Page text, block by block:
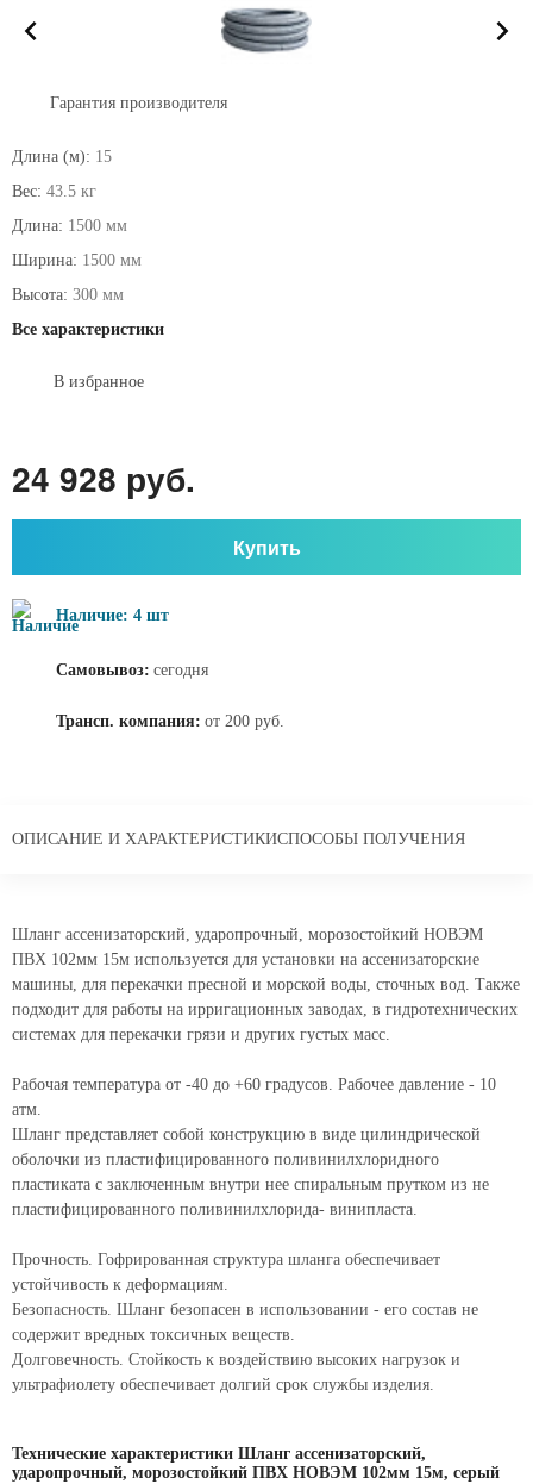
Гарантия производителя
Длина (м): 15
Вес: 43.5 кг
Длина: 1500 мм
Ширина: 1500 мм
Высота: 300 мм
Все характеристики
В избранное
24 928 руб.
Купить
Наличие: 4 шт
Самовывоз: сегодня
Трансп. компания: от 200 руб.
ОПИСАНИЕ И ХАРАКТЕРИСТИКИСПОСОБЫ ПОЛУЧЕНИЯ
Шланг ассенизаторский, ударопрочный, морозостойкий НОВЭМ
ПВХ 102мм 15м используется для установки на ассенизаторские
машины, для перекачки пресной и морской воды, сточных вод. Также
подходит для работы на ирригационных заводах, в гидротехнических
системах для перекачки грязи и других густых масс.
Рабочая температура от -40 до +60 градусов. Рабочее давление - 10
атм.
Шланг представляет собой конструкцию в виде цилиндрической
оболочки из пластифицированного поливинилхлоридного
пластиката с заключенным внутри нее спиральным прутком из не
пластифицированного поливинилхлорида- винипласта.
Прочность. Гофрированная структура шланга обеспечивает
устойчивость к деформациям.
Безопасность. Шланг безопасен в использовании - его состав не
содержит вредных токсичных веществ.
Долговечность. Стойкость к воздействию высоких нагрузок и
ультрафиолету обеспечивает долгий срок службы изделия.
Технические характеристики Шланг ассенизаторский,
ударопрочный, морозостойкий ПВХ НОВЭМ 102мм 15м, серый